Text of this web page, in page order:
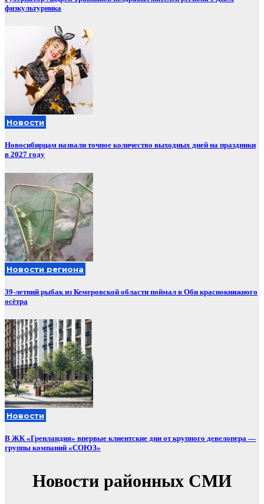
физкультурника
Новости
Новосибирцам назвали точное количество выходных дней на праздники
в 2027 году
Новости региона
39-летний рыбак из Кемеровской области поймал в Оби краснокнижного
осётра
Новости
В ЖК «Гренландия» впервые клиентские дни от крупного девелопера —
группы компаний «СОЮЗ»